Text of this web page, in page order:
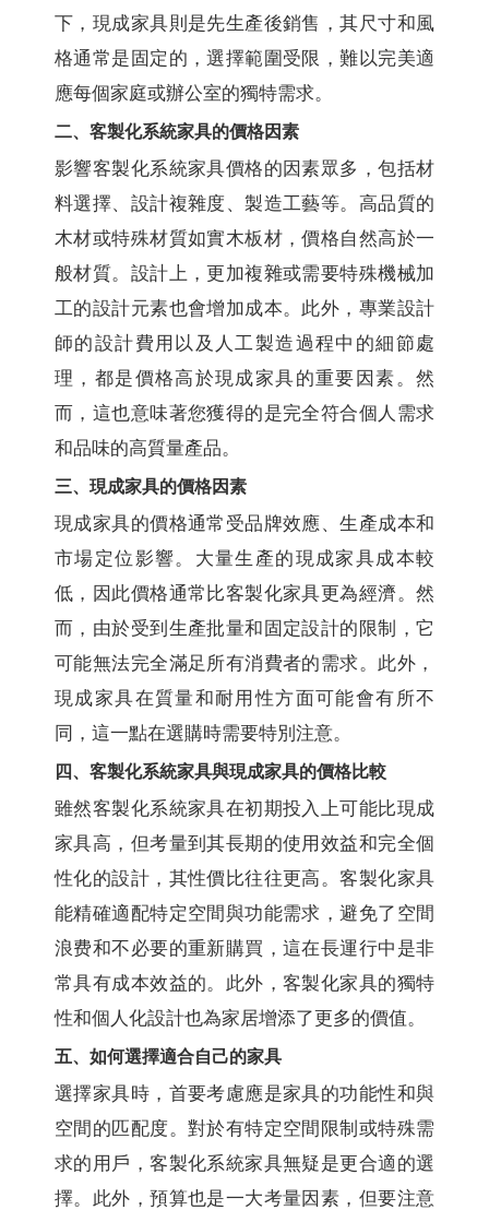
下，現成家具則是先生產後銷售，其尺寸和風
格通常是固定的，選擇範圍受限，難以完美適
應每個家庭或辦公室的獨特需求。
二、客製化系統家具的價格因素
影響客製化系統家具價格的因素眾多，包括材
料選擇、設計複雜度、製造工藝等。高品質的
木材或特殊材質如實木板材，價格自然高於一
般材質。設計上，更加複雜或需要特殊機械加
工的設計元素也會增加成本。此外，專業設計
師的設計費用以及人工製造過程中的細節處
理，都是價格高於現成家具的重要因素。然
而，這也意味著您獲得的是完全符合個人需求
和品味的高質量產品。
三、現成家具的價格因素
現成家具的價格通常受品牌效應、生產成本和
市場定位影響。大量生產的現成家具成本較
低，因此價格通常比客製化家具更為經濟。然
而，由於受到生產批量和固定設計的限制，它
可能無法完全滿足所有消費者的需求。此外，
現成家具在質量和耐用性方面可能會有所不
同，這一點在選購時需要特別注意。
四、客製化系統家具與現成家具的價格比較
雖然客製化系統家具在初期投入上可能比現成
家具高，但考量到其長期的使用效益和完全個
性化的設計，其性價比往往更高。客製化家具
能精確適配特定空間與功能需求，避免了空間
浪费和不必要的重新購買，這在長運行中是非
常具有成本效益的。此外，客製化家具的獨特
性和個人化設計也為家居增添了更多的價值。
五、如何選擇適合自己的家具
選擇家具時，首要考慮應是家具的功能性和與
空間的匹配度。對於有特定空間限制或特殊需
求的用戶，客製化系統家具無疑是更合適的選
擇。此外，預算也是一大考量因素，但要注意